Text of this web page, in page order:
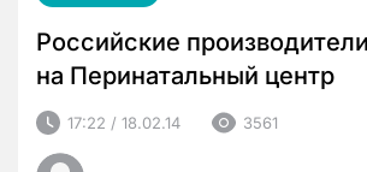
Российские
на Перинатальный центр
17:22 / 18.02.14 3561